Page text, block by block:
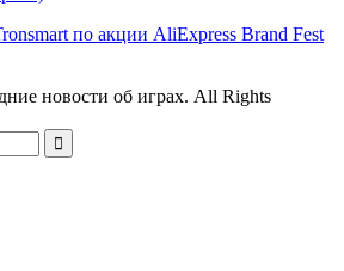
по акции AliExpress Brand Fest
новости об играх. All Rights